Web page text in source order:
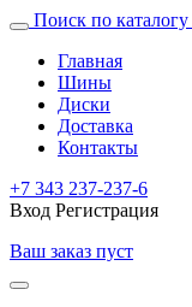
Поиск по каталогу
Главная
Шины
Диски
Доставка
Контакты
+7 343 237-237-6
Вход Регистрация
Ваш заказ пуст